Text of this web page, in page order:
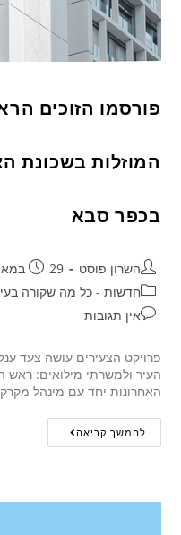
פורסמו הזוכים
המוזלות בשכונת
בכפר סבא
השרון פוסט
29 במאי 2024
חדשות - כל מה שקורה בעיר -
אין תגובות
פרויקט הצעירים עושה צעד
העיר ולמשרתי מילואים: ראש
האחרונות יחד עם מינהל
להמשך קריאה